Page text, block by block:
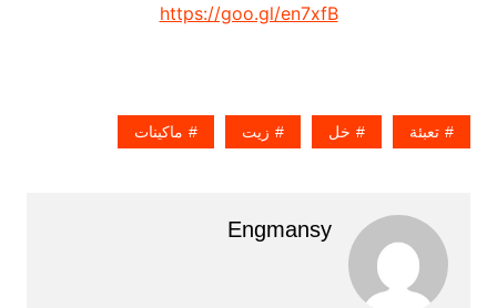
https://goo.gl/en7xfB
تعبئة خل زيت ماكينات
Engmansy